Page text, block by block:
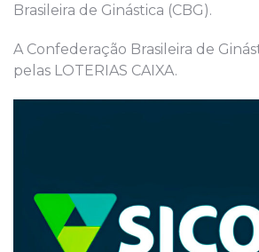
Brasileira de Ginástica (CBG).
A Confederação Brasileira de
pelas LOTERIAS CAIXA.